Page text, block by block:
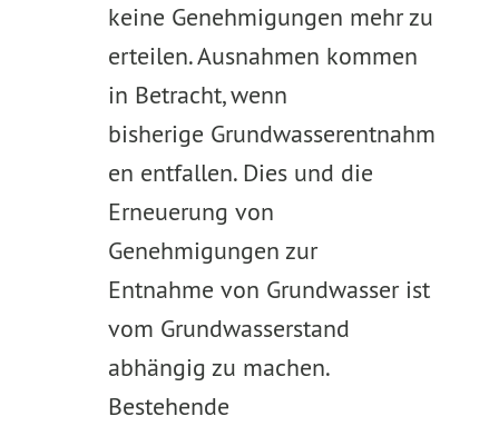
keine Genehmigungen mehr zu
erteilen. Ausnahmen kommen
in Betracht, wenn
bisherige Grundwasserentnahm
en entfallen. Dies und die
Erneuerung von
Genehmigungen zur
Entnahme von Grundwasser ist
vom Grundwasserstand
abhängig zu machen.
Bestehende